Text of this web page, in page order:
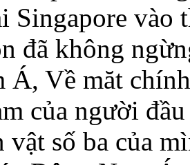
Singapore vào
đã không
Á, Về măt
của người
vật số ba của